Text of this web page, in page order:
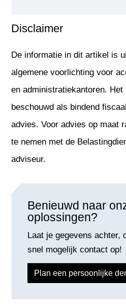
Benieuwd naar
oplossingen?
Laat je gegevens achter,
snel mogelijk contact op!
Plan een persoonlijke
Disclaimer
De informatie in dit artikel is
algemene voorlichting voor
en administratiekantoren. Het
beschouwd als bindend
advies. Voor advies op maat
te nemen met de
adviseur.